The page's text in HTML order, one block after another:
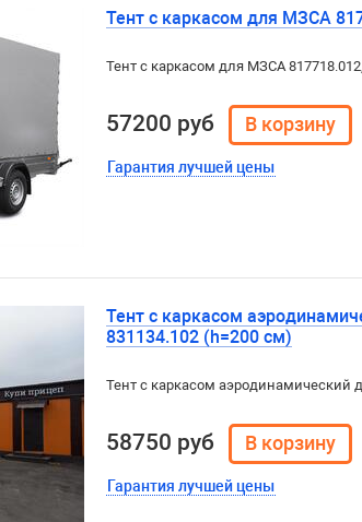
Тент с каркасом для МЗСА
Тент с каркасом для МЗСА
57200 руб
Гарантия лучшей цены
Тент с каркасом
831134.102 (h=200 см)
Тент с каркасом аэродинамический
58750 руб
Гарантия лучшей цены